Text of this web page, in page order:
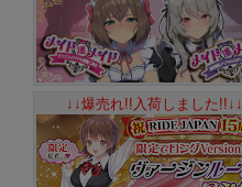
↓↓爆売れ!!入荷しました!!↓↓